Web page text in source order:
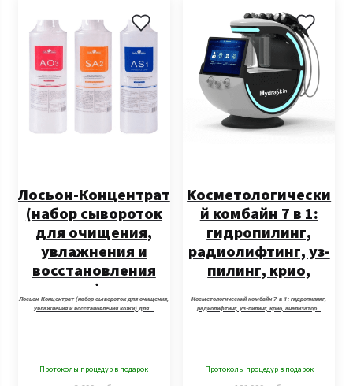
Лосьон-Концентрат
(набор сывороток
для очищения,
увлажнения и
восстановления
кожи) для
гидропилинга и
Лосьон-Концентрат (набор сывороток для очищения,
увлажнения и восстановления кожи) для…
Протоколы процедур в подарок
Косметологически
й комбайн 7 в 1:
гидропилинг,
радиолифтинг, уз-
пилинг, крио,
Smart Ice Blue Pro
Косметологический комбайн 7 в 1: гидропилинг,
радиолифтинг, уз-пилинг, крио, анализатор…
Протоколы процедур в подарок